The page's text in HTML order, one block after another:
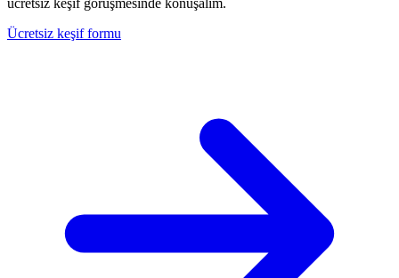
Ücretsiz keşif formu